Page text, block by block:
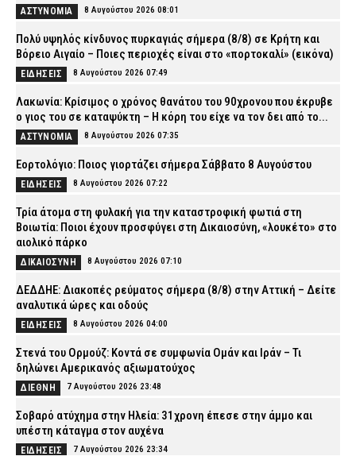
ΑΣΤΥΝΟΜΙΑ 8 Αυγούστου 2026 08:01
Πολύ υψηλός κίνδυνος πυρκαγιάς σήμερα (8/8) σε Κρήτη και
Βόρειο Αιγαίο – Ποιες περιοχές είναι στο «πορτοκαλί» (εικόνα)
ΕΙΔΗΣΕΙΣ 8 Αυγούστου 2026 07:49
Λακωνία: Κρίσιμος ο χρόνος θανάτου του 90χρονου που έκρυβε
ο γιος του σε καταψύκτη – Η κόρη του είχε να τον δει από το...
ΑΣΤΥΝΟΜΙΑ 8 Αυγούστου 2026 07:35
Εορτολόγιο: Ποιος γιορτάζει σήμερα Σάββατο 8 Αυγούστου
ΕΙΔΗΣΕΙΣ 8 Αυγούστου 2026 07:22
Τρία άτομα στη φυλακή για την καταστροφική φωτιά στη
Βοιωτία: Ποιοι έχουν προσφύγει στη Δικαιοσύνη, «λουκέτο» στο
αιολικό πάρκο
ΔΙΚΑΙΟΣΥΝΗ 8 Αυγούστου 2026 07:10
ΔΕΔΔΗΕ: Διακοπές ρεύματος σήμερα (8/8) στην Αττική – Δείτε
αναλυτικά ώρες και οδούς
ΕΙΔΗΣΕΙΣ 8 Αυγούστου 2026 04:00
Στενά του Ορμούζ: Κοντά σε συμφωνία Ομάν και Ιράν – Τι
δηλώνει Αμερικανός αξιωματούχος
ΔΙΕΘΝΗ 7 Αυγούστου 2026 23:48
Σοβαρό ατύχημα στην Ηλεία: 31χρονη έπεσε στην άμμο και
υπέστη κάταγμα στον αυχένα
ΕΙΔΗΣΕΙΣ 7 Αυγούστου 2026 23:34